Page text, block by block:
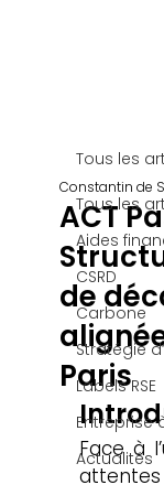
Tous les
Aides
CSRD
Carbone
Stratégie
Labels RSE
Entreprise
Actualités
Tous les
ACT
de
Paris
Constantin de
Face à